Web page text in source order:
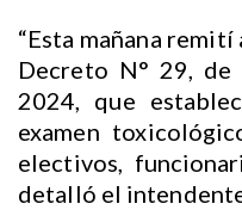
“Esta mañana
Decreto N° 29,
2024, que
examen
electivos,
detalló el